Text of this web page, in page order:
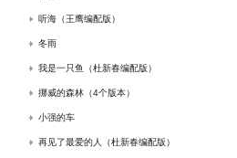
听海（王鹰编配版）
冬雨
我是一只鱼（杜新春编配版）
挪威的森林（4个版本）
小强的车
再见了最爱的人（杜新春编配版）